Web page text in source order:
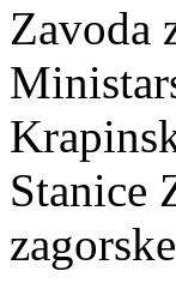
Zavoda
Stanice